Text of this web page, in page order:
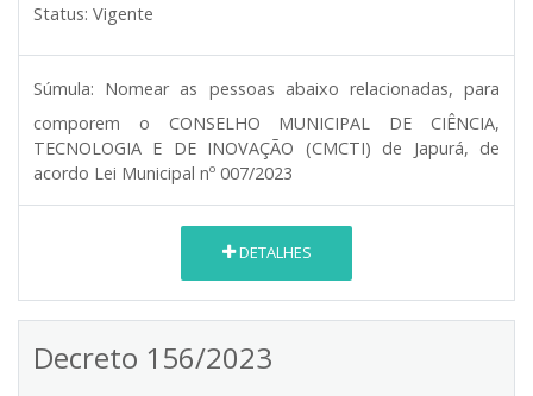
Status: Vigente
Súmula: Nomear as pessoas abaixo relacionadas, para
comporem o CONSELHO MUNICIPAL DE CIÊNCIA,
TECNOLOGIA E DE INOVAÇÃO (CMCTI) de Japurá, de
acordo Lei Municipal nº 007/2023
DETALHES
Decreto 156/2023